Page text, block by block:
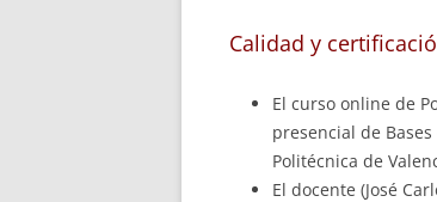
Calidad y
El curso online de
presencial de
Politécnica de
El docente (José